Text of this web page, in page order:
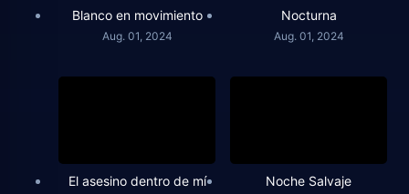
Blanco en movimiento
Aug. 01, 2024
Nocturna
Aug. 01, 2024
El asesino dentro de mí Noche Salvaje